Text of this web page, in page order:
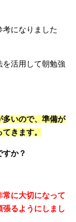
になりました
活用して朝勉強
多いので、準備が
きます。
か？
常に大切になって
るようにしまし